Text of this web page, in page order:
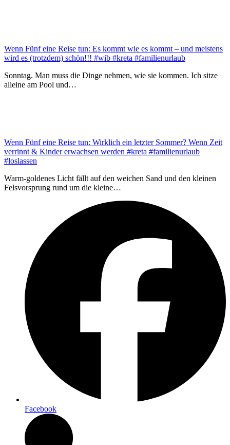
Wenn Fünf eine Reise tun: Es kommt wie es kommt – und meistens
wird es (trotzdem) schön!!! #wib #kreta #familienurlaub
Sonntag. Man muss die Dinge nehmen, wie sie kommen. Ich sitze
alleine am Pool und…
Wenn Fünf eine Reise tun: Wirklich ein letzter Sommer? Wenn Zeit
verrinnt & Kinder erwachsen werden #kreta #familienurlaub
#loslassen
Warm-goldenes Licht fällt auf den weichen Sand und den kleinen
Felsvorsprung rund um die kleine…
Facebook